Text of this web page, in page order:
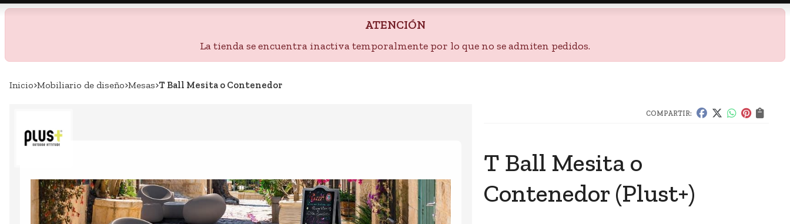
ATENCIÓN
La tienda se encuentra inactiva temporalmente por lo que no se admiten pedidos.
Inicio mobiliario de diseño mesas T Ball Mesita o Contenedor
COMPARTIR:
T Ball Mesita o
Contenedor(Plust+)